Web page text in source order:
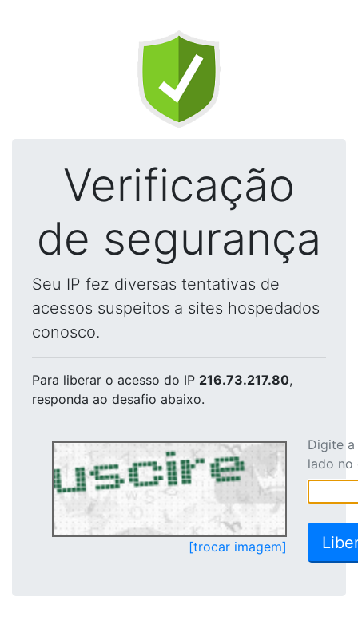
Verificação
de segurança
Seu IP fez diversas tentativas de
acessos suspeitos a sites hospedados
conosco.
Para liberar o acesso do IP 216.73.217.80,
responda ao desafio abaixo.
[trocar imagem]
Digite
lado no